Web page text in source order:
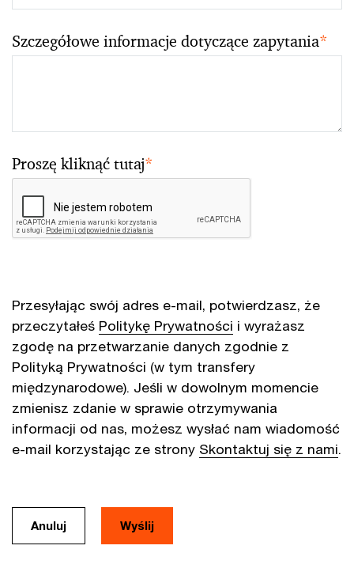
Szczegółowe informacje dotyczące zapytania*
Proszę kliknąć tutaj*
Przesyłając swój adres e-mail, potwierdzasz, że
przeczytałeś Politykę Prywatności i wyrażasz
zgodę na przetwarzanie danych zgodnie z
Polityką Prywatności (w tym transfery
międzynarodowe). Jeśli w dowolnym momencie
zmienisz zdanie w sprawie otrzymywania
informacji od nas, możesz wysłać nam wiadomość
e-mail korzystając ze strony Skontaktuj się z nami.
Anuluj